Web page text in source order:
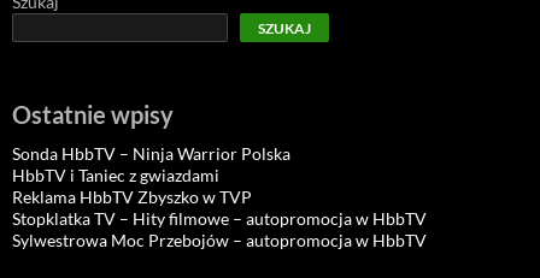
SZUKAJ
Ostatnie wpisy
Sonda HbbTV – Ninja Warrior Polska
HbbTV i Taniec z gwiazdami
Reklama HbbTV Zbyszko w TVP
Stopklatka TV – Hity filmowe – autopromocja w HbbTV
Sylwestrowa Moc Przebojów – autopromocja w HbbTV